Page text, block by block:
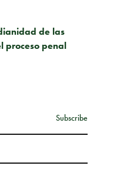
de las
proceso penal